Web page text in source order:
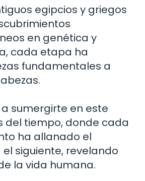
egipcios y griegos
en genética y
cada etapa ha
fundamentales a
sumergirte en este
del tiempo, donde cada
ha allanado el
siguiente, revelando
la vida humana.